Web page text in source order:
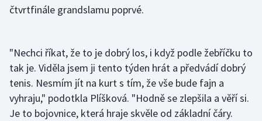
čtvrtfinále grandslamu poprvé.
"Nechci říkat, že to je dobrý los, i když podle žebříčku to
tak je. Viděla jsem ji tento týden hrát a předvádí dobrý
tenis. Nesmím jít na kurt s tím, že vše bude fajn a
vyhraju," podotkla Plíšková. "Hodně se zlepšila a věří si.
Je to bojovnice, která hraje skvěle od základní čáry.